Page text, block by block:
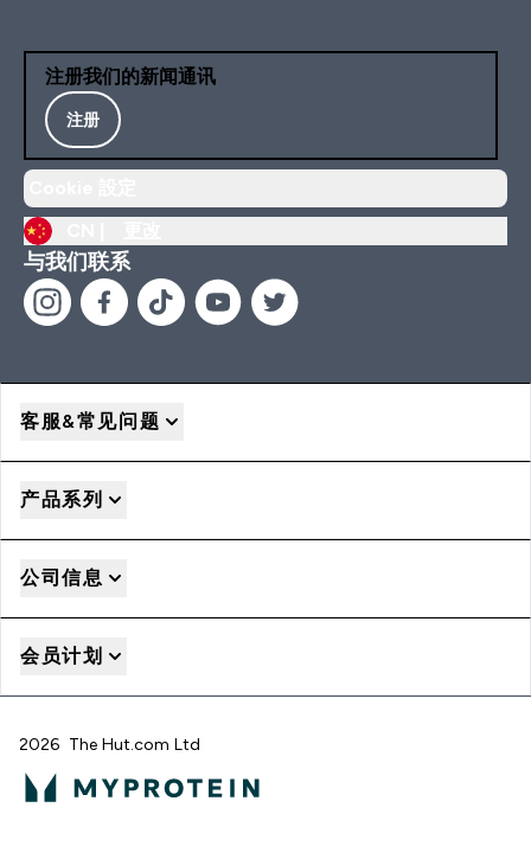
注册我们的新闻通讯
注册
与我们联系
客服&常见问题
产品系列
公司信息
会员计划
2026 The Hut.com Ltd